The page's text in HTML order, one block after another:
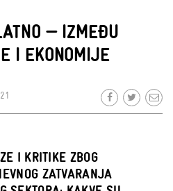
— IZMEĐU
I EKONOMIJE
I KRITIKE ZBOG
ZATVARANJA